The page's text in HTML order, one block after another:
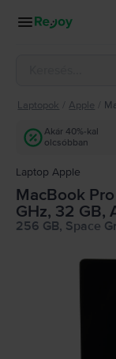
Laptopok Apple
Akár 40%-kal
olcsóbban
Laptop Apple
MacBook
GHz, 32 GB,
256 GB, Space